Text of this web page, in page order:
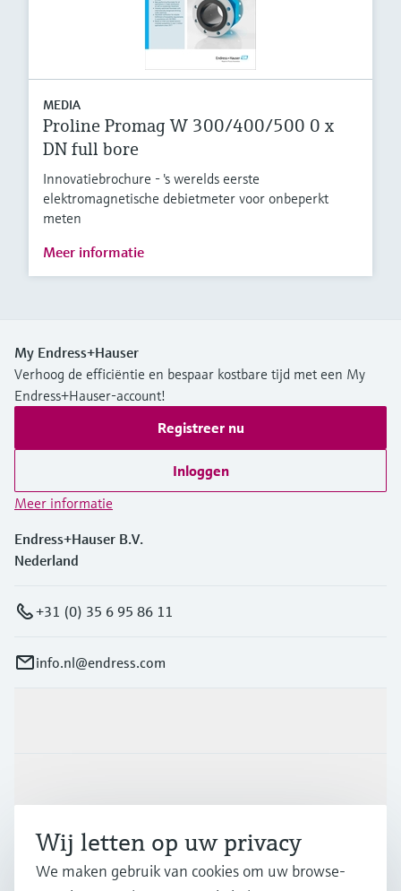
MEDIA
Proline Promag W 300/400/500 0 x
DN full bore
Innovatiebrochure - 's werelds eerste
elektromagnetische debietmeter voor onbeperkt
meten
Meer informatie
My Endress+Hauser
Verhoog de efficiëntie en bespaar kostbare tijd met een My
Endress+Hauser-account!
Registreer nu
Inloggen
Meer informatie
Endress+Hauser B.V.
Nederland
+31 (0) 35 6 95 86 11
info.nl@endress.com
Support
Wij letten op uw privacy
We maken gebruik van cookies om uw browse-